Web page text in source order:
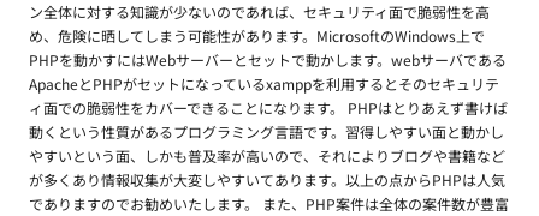
ン全体に対する知識が少ないのであれば、セキュリティ面で脆弱性を高
め、危険に晒してしまう可能性があります。MicrosoftのWindows上で
PHPを動かすにはWebサーバーとセットで動かします。webサーバである
ApacheとPHPがセットになっているxamppを利用するとそのセキュリテ
ィ面での脆弱性をカバーできることになります。 PHPはとりあえず書けば
動くという性質があるプログラミング言語です。習得しやすい面と動かし
やすいという面、しかも普及率が高いので、それによりブログや書籍など
が多くあり情報収集が大変しやすいてあります。以上の点からPHPは人気
でありますのでお勧めいたします。 また、PHP案件は全体の案件数が豊富